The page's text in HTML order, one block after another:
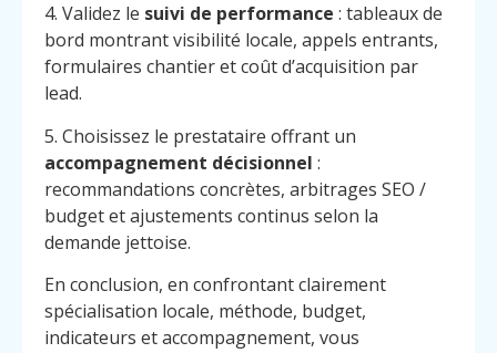
Contact
Appelez
4. Validez le suivi de performance : tableaux de
bord montrant visibilité locale, appels entrants,
formulaires chantier et coût d’acquisition par
lead.
5. Choisissez le prestataire offrant un
accompagnement décisionnel :
recommandations concrètes, arbitrages SEO /
budget et ajustements continus selon la
demande jettoise.
En conclusion, en confrontant clairement
spécialisation locale, méthode, budget,
indicateurs et accompagnement, vous